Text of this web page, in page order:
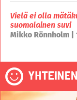
Vielä ei olla
suomalainen suvi
Mikko Rönnholm |